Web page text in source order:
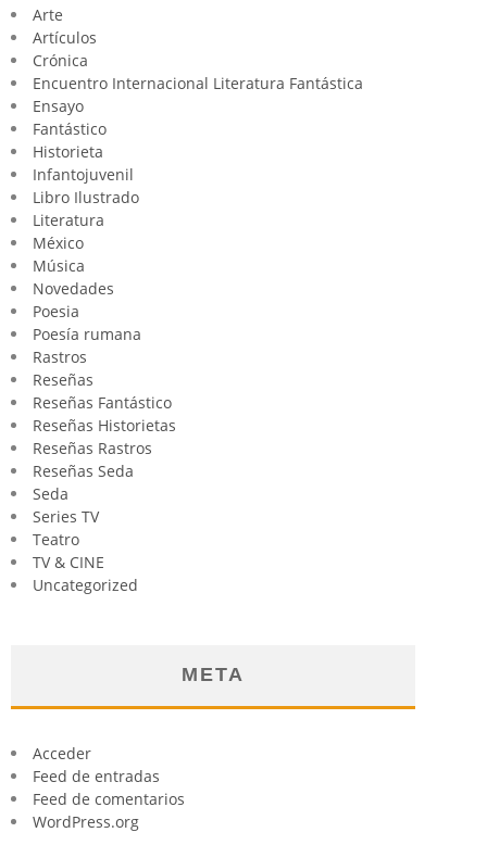
Arte
Artículos
Crónica
Encuentro Internacional Literatura Fantástica
Ensayo
Fantástico
Historieta
Infantojuvenil
Libro Ilustrado
Literatura
México
Música
Novedades
Poesia
Poesía rumana
Rastros
Reseñas
Reseñas Fantástico
Reseñas Historietas
Reseñas Rastros
Reseñas Seda
Seda
Series TV
Teatro
TV & CINE
Uncategorized
META
Acceder
Feed de entradas
Feed de comentarios
WordPress.org